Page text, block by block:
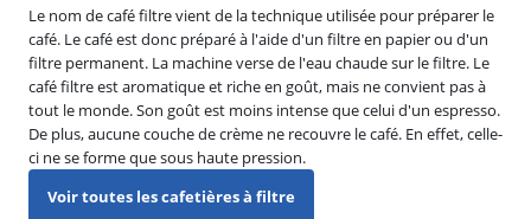
Le nom de café filtre vient de la technique utilisée pour préparer le
café. Le café est donc préparé à l'aide d'un filtre en papier ou d'un
filtre permanent. La machine verse de l'eau chaude sur le filtre. Le
café filtre est aromatique et riche en goût, mais ne convient pas à
tout le monde. Son goût est moins intense que celui d'un espresso.
De plus, aucune couche de crème ne recouvre le café. En effet, celle-
ci ne se forme que sous haute pression.
Voir toutes les cafetières à filtre